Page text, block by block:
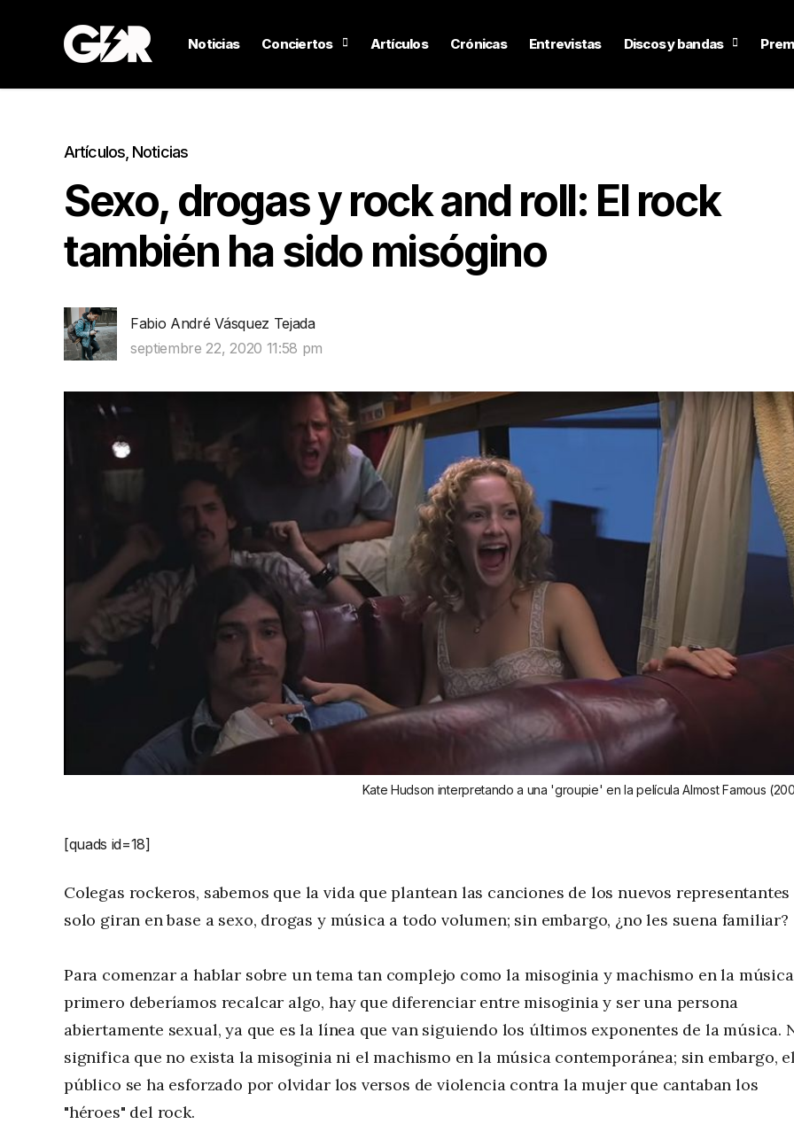
Noticias Conciertos Artículos Crónicas Entrevistas Discos y bandas
Artículos, Noticias
Sexo, drogas y rock and roll: El rock
también ha sido misógino
Fabio André Vásquez Tejada
septiembre 22, 2020 11:58 pm
Kate Hudson interpretando a una 'groupie' en la película Almost Famous
[quads id=18]
Colegas rockeros, sabemos que la vida que plantean las canciones de los nuevos representantes
solo giran en base a sexo, drogas y música a todo volumen; sin embargo, ¿no les suena familiar?
Para comenzar a hablar sobre un tema tan complejo como la misoginia y machismo en la
primero deberíamos recalcar algo, hay que diferenciar entre misoginia y ser una persona
abiertamente sexual, ya que es la línea que van siguiendo los últimos exponentes de la música.
significa que no exista la misoginia ni el machismo en la música contemporánea; sin embargo, el
público se ha esforzado por olvidar los versos de violencia contra la mujer que cantaban los
"héroes" del rock.